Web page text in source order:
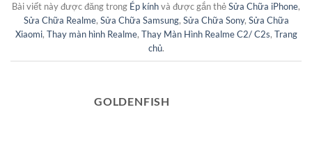
Bài viết này được đăng trong Ép kínhvà được gắn thẻSửa Chữa iPhone,
Sửa Chữa Realme, Sửa Chữa Samsung, Sửa Chữa Sony, Sửa Chữa
Xiaomi, Thay màn hình Realme, Thay Màn Hình Realme C2/ C2s, Trang
chủ.
GOLDENFISH